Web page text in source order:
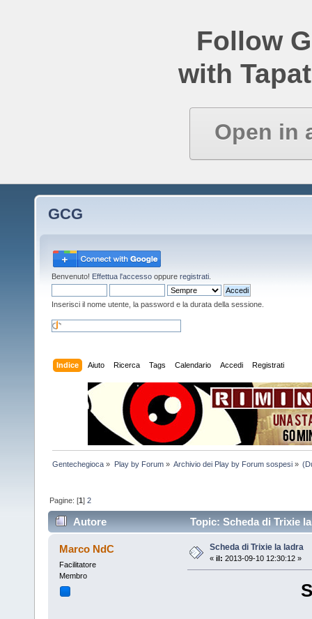
Follow
with
Open in
GCG
Benvenuto! Effettua l'accesso oppure registrati
Inserisci il nome utente, la password e la durata della sessione.
Indice Aiuto Ricerca Tags Calendario Accedi Registrati
Gentechegioca » Play by Forum» Archivio dei Play by Forum sospesi»
Pagine: [1]2
Autore Topic: Scheda di Trixie
Marco NdC
Facilitatore
Membro
Scheda di Trixie la ladra
« il: 2013-09-10 12:30:12 »